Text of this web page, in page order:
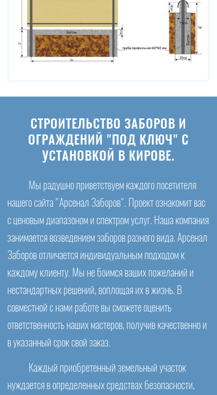
СТРОИТЕЛЬСТВО ЗАБОРОВ И
ОГРАЖДЕНИЙ "ПОД КЛЮЧ" С
УСТАНОВКОЙ В КИРОВЕ.
Мы радушно приветствуем каждого посетителя
нашего сайта "Арсенал Заборов". Проект ознакомит вас
с ценовым диапазоном и спектром услуг. Наша компания
занимается возведением заборов разного вида. Арсенал
Заборов отличается индивидуальным подходом к
каждому клиенту. Мы не боимся ваших пожеланий и
нестандартных решений, воплощая их в жизнь. В
совместной с нами работе вы сможете оценить
ответственность наших мастеров, получив качественно и
в указанный срок свой заказ.
Каждый приобретенный земельный участок
нуждается в определенных средствах безопасности,